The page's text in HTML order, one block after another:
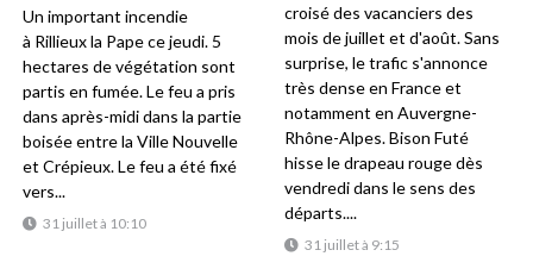
31 juillet à 10:10
Un important incendie
à Rillieux la Pape ce jeudi. 5
hectares de végétation sont
partis en fumée. Le feu a pris
dans après-midi dans la partie
boisée entre la Ville Nouvelle
et Crépieux. Le feu a été fixé
vers...
31 juillet à 9:15
croisé des vacanciers des
mois de juillet et d'août. Sans
surprise, le trafic s'annonce
très dense en France et
notamment en Auvergne-
Rhône-Alpes. Bison Futé
hisse le drapeau rouge dès
vendredi dans le sens des
départs....